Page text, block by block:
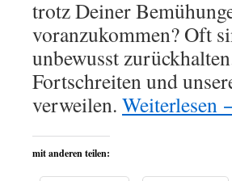
trotz Deiner
voranzukommen? Oft
unbewusst
Fortschreiten und
verweilen. Weiterlesen
mit anderen teilen: